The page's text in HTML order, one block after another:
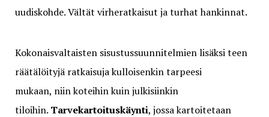
uudiskohde. Vältät virheratkaisut ja turhat hankinnat.
Kokonaisvaltaisten sisustussuunnitelmien lisäksi teen
räätälöityjä ratkaisuja kulloisenkin tarpeesi
mukaan, niin koteihin kuin julkisiinkin
tiloihin. Tarvekartoituskäynti, jossa kartoitetaan